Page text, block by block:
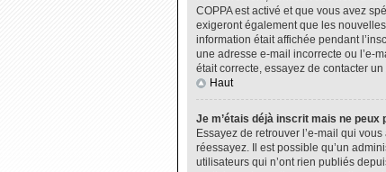
COPPA est activé et que vous avez
exigeront également que les
information était affichée pendant
une adresse e-mail incorrecte ou l’e-
était correcte, essayez de contacter
Haut
Je m’étais déjà inscrit mais ne
Essayez de retrouver l’e-mail qui
réessayez. Il est possible qu’un
utilisateurs qui n’ont rien publiés